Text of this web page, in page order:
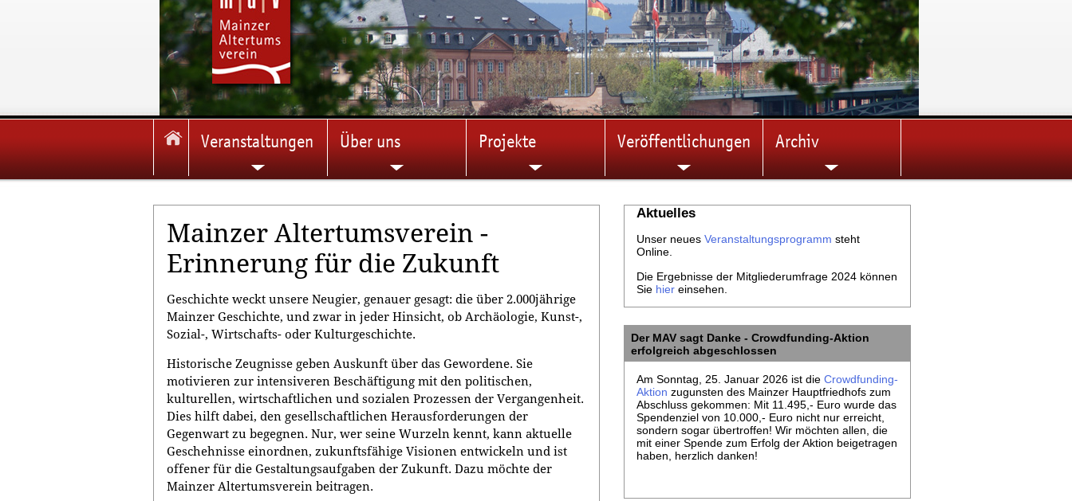
Veranstaltungen Über uns Projekte Veröffentlichungen Archiv
Mainzer Altertumsverein -
Erinnerung für die Zukunft
Geschichte weckt unsere Neugier, genauer gesagt: die über 2.000jährige
Mainzer Geschichte, und zwar in jeder Hinsicht, ob Archäologie, Kunst-,
Sozial-, Wirtschafts- oder Kulturgeschichte.
Historische Zeugnisse geben Auskunft über das Gewordene. Sie
motivieren zur intensiveren Beschäftigung mit den politischen,
kulturellen, wirtschaftlichen und sozialen Prozessen der Vergangenheit.
Dies hilft dabei, den gesellschaftlichen Herausforderungen der
Gegenwart zu begegnen. Nur, wer seine Wurzeln kennt, kann aktuelle
Geschehnisse einordnen, zukunftsfähige Visionen entwickeln und ist
offener für die Gestaltungsaufgaben der Zukunft. Dazu möchte der
Mainzer Altertumsverein beitragen.
Aktuelles
Unser neues Veranstaltungsprogramm steht
Online.
Die Ergebnisse der Mitgliederumfrage 2024 können
Sie hiereinsehen.
Der MAV sagt Danke - Crowdfunding-Aktion
erfolgreich abgeschlossen
Am Sonntag, 25. Januar 2026 ist die Crowdfunding-
Aktion zugunsten des Mainzer Hauptfriedhofs zum
Abschluss gekommen: Mit 11.495,- Euro wurde das
Spendenziel von 10.000,- Euro nicht nur erreicht,
sondern sogar übertroffen! Wir möchten allen, die
mit einer Spende zum Erfolg der Aktion beigetragen
haben, herzlich danken!